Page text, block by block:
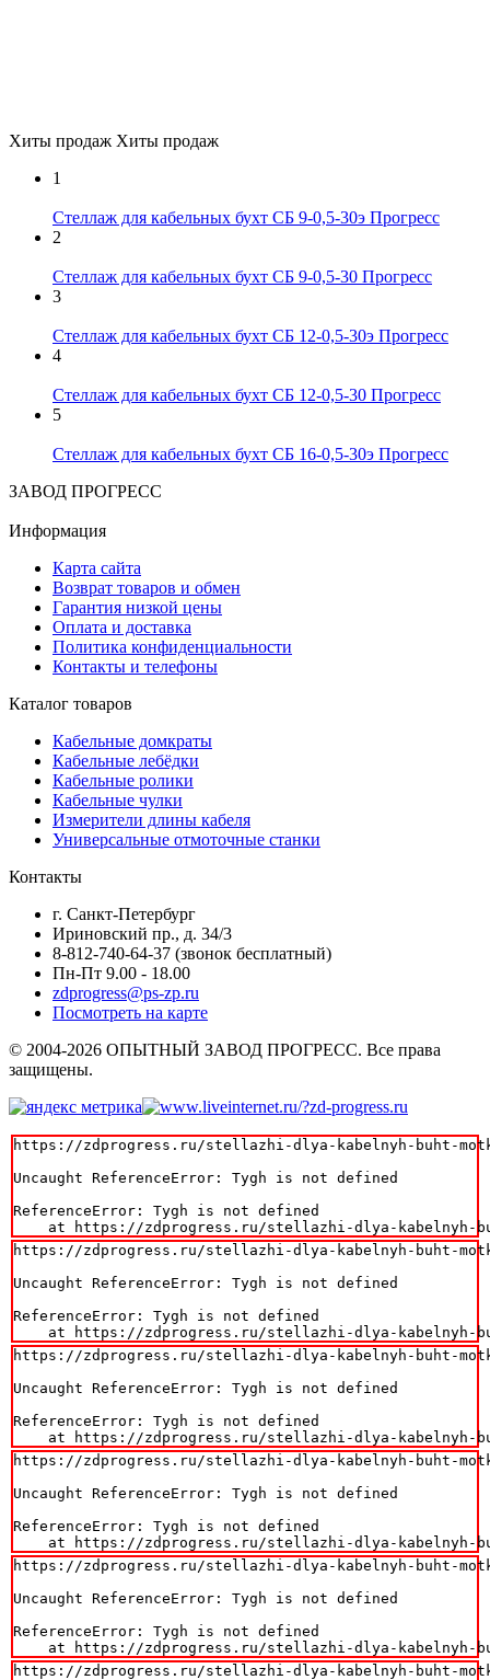
Хиты продаж Хиты продаж
1
Стеллаж для кабельных бухт СБ 9-0,5-30э Прогресс
2
Стеллаж для кабельных бухт СБ 9-0,5-30 Прогресс
3
Стеллаж для кабельных бухт СБ 12-0,5-30э Прогресс
4
Стеллаж для кабельных бухт СБ 12-0,5-30 Прогресс
5
Стеллаж для кабельных бухт СБ 16-0,5-30э Прогресс
ЗАВОД ПРОГРЕСС
Информация
Карта сайта
Возврат товаров и обмен
Гарантия низкой цены
Оплата и доставка
Политика конфиденциальности
Контакты и телефоны
Каталог товаров
Кабельные домкраты
Кабельные лебёдки
Кабельные ролики
Кабельные чулки
Измерители длины кабеля
Универсальные отмоточные станки
Контакты
г. Санкт-Петербург
Ириновский пр., д. 34/3
8-812-740-64-37 (звонок бесплатный)
Пн-Пт 9.00 - 18.00
zdprogress@ps-zp.ru
Посмотреть на карте
© 2004-2026 ОПЫТНЫЙ ЗАВОД ПРОГРЕСС. Все права
защищены.
https://zdprogress.ru/stellazhi-dlya-kabelnyh-buht-
Uncaught ReferenceError: Tygh is not defined
ReferenceError: Tygh is not defined
at https://zdprogress.ru/stellazhi-dlya-kabelnyh-
https://zdprogress.ru/stellazhi-dlya-kabelnyh-buht-
Uncaught ReferenceError: Tygh is not defined
ReferenceError: Tygh is not defined
at https://zdprogress.ru/stellazhi-dlya-kabelnyh-
https://zdprogress.ru/stellazhi-dlya-kabelnyh-buht-
Uncaught ReferenceError: Tygh is not defined
ReferenceError: Tygh is not defined
at https://zdprogress.ru/stellazhi-dlya-kabelnyh-
https://zdprogress.ru/stellazhi-dlya-kabelnyh-buht-
Uncaught ReferenceError: Tygh is not defined
ReferenceError: Tygh is not defined
at https://zdprogress.ru/stellazhi-dlya-kabelnyh-
https://zdprogress.ru/stellazhi-dlya-kabelnyh-buht-
Uncaught ReferenceError: Tygh is not defined
ReferenceError: Tygh is not defined
at https://zdprogress.ru/stellazhi-dlya-kabelnyh-
https://zdprogress.ru/stellazhi-dlya-kabelnyh-buht-